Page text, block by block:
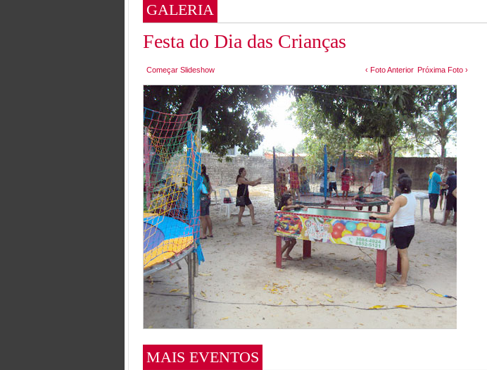
GALERIA
Festa do Dia das Crianças
Começar Slideshow ‹ Foto Anterior Próxima Foto ›
MAIS EVENTOS